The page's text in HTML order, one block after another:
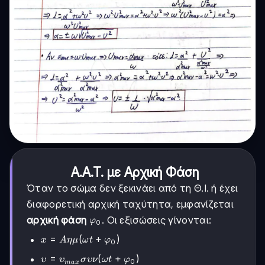
Α.Α.Τ. με Αρχική Φάση
Όταν το σώμα δεν ξεκινάει από τη Θ.Ι. ή έχει
διαφορετική αρχική ταχύτητα, εμφανίζεται
αρχική φάση φ_0
φ0 . Οι εξισώσεις γίνονται:
x = A
x = Aημ(ωt + φ0 )
υ =
υ = υmaxσυν(ωt + φ0 )